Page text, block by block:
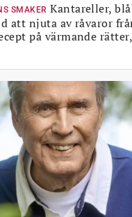
SMAKER Kantareller,
att njuta av råvaror
på värmande